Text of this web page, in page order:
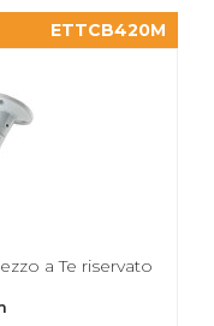
ETTCB420M
a Te riservato